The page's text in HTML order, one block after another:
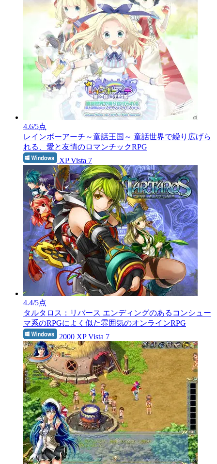
4.6/5点
レインボーアーチ～童話王国～ 童話世界で繰り広げら
れる、愛と友情のロマンチックRPG
XP Vista 7
4.4/5点
タルタロス：リバース エンディングのあるコンシュー
マ系のRPGによく似た雰囲気のオンラインRPG
2000 XP Vista 7